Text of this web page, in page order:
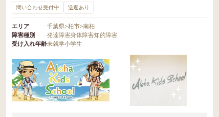
問い合わせ受付中 送迎あり
エリア 千葉県>柏市>南柏
障害種別
発達障害身体障害知的障害
受け入れ年齢未就学小学生